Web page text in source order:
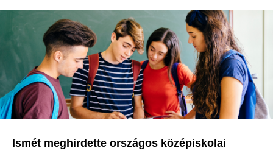
Ismét meghirdette országos középiskolai